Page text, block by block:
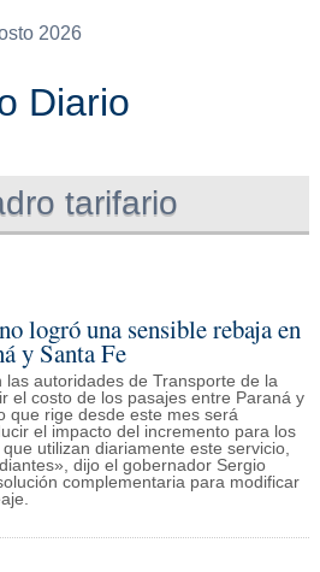
2026
Diario
tarifario
logró una sensible rebaja en
y Santa Fe
autoridades de Transporte de la
el costo de los pasajes entre Paraná y
que rige desde este mes será
el impacto del incremento para los
utilizan diariamente este servicio,
dijo el gobernador Sergio
complementaria para modificar